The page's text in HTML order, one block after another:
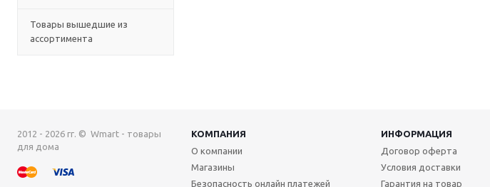
Товары вышедшие из
ассортимента
2012 - 2026 гг. © Wmart - товары
для дома
КОМПАНИЯ
ИНФОРМАЦИЯ
О компании
Магазины
Безопасность онлайн платежей
Договор оферта
Условия доставки
Гарантия на товар